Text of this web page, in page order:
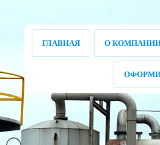
ГЛАВНАЯ О